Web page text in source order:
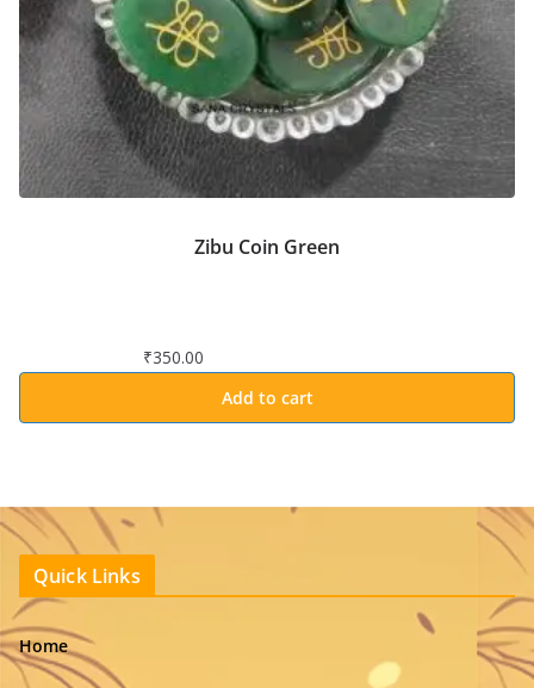
Zibu Coin Green
₹350.00
Add to cart
Quick Links
Home